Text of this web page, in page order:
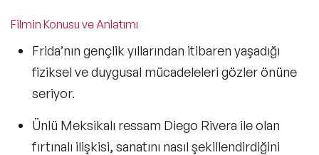
Filmin Konusu ve Anlatımı
Frida’nın gençlik yıllarından itibaren yaşadığı
fiziksel ve duygusal mücadeleleri gözler önüne
seriyor.
Ünlü Meksikalı ressam Diego Rivera ile olan
fırtınalı ilişkisi, sanatını nasıl şekillendirdiğini